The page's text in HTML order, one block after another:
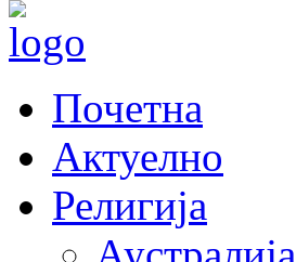
Почетна
Актуелно
Религија